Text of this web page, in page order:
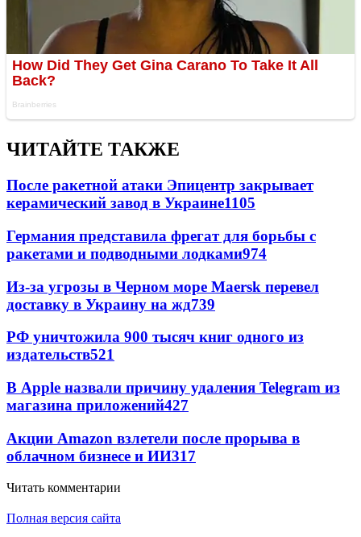
ЧИТАЙТЕ ТАКЖЕ
После ракетной атаки Эпицентр закрывает
керамический завод в Украине1105
Германия представила фрегат для борьбы с
ракетами и подводными лодками974
Из-за угрозы в Черном море Maersk перевел
доставку в Украину на жд739
РФ уничтожила 900 тысяч книг одного из
издательств521
В Apple назвали причину удаления Telegram из
магазина приложений427
Акции Amazon взлетели после прорыва в
облачном бизнесе и ИИ317
Читать комментарии
Полная версия сайта